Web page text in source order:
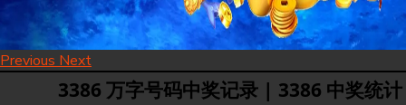
Previous Next
3386 万字号码中奖记录 | 3386 中奖统计